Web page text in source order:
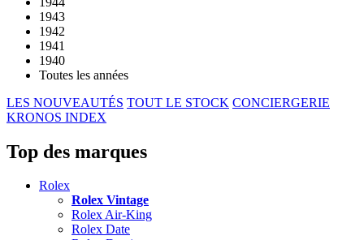
1943
1942
1941
1940
Toutes les années
LES NOUVEAUTÉS TOUT LE STOCK CONCIERGERIE
KRONOS INDEX
Top des marques
Rolex
Rolex Vintage
Rolex Air-King
Rolex Date